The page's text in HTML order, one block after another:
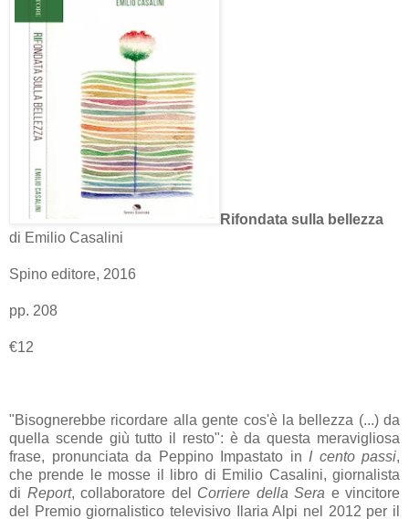
Rifondata sulla bellezza
di Emilio Casalini
Spino editore, 2016
pp. 208
€12
"Bisognerebbe ricordare alla gente cos'è la bellezza (...) da
quella scende giù tutto il resto": èda questa meravigliosa
frase, pronunciata da Peppino Impastato in I cento passi,
che prende le mosse il libro di Emilio Casalini, giornalista
di Report, collaboratore del Corriere della Sera e vincitore
del Premio giornalistico televisivo
Ilaria Alpi nel 2012 per il